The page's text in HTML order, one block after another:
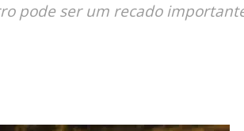
pode ser um recado